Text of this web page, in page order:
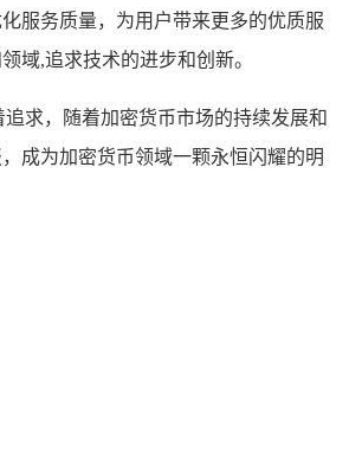
服务质量，为用户带来更多的优质服
域,追求技术的进步和创新。
求，随着加密货币市场的持续发展和
成为加密货币领域一颗永恒闪耀的明